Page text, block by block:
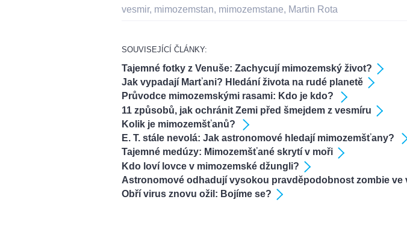
vesmir, mimozemstan, mimozemstane, Martin Rota
SOUVISEJÍCÍ ČLÁNKY:
Tajemné fotky z Venuše: Zachycují mimozemský život?
Jak vypadají Marťani? Hledání života na rudé planetě
Průvodce mimozemskými rasami: Kdo je kdo?
11 způsobů, jak ochránit Zemi před šmejdem z vesmíru
Kolik je mimozemšťanů?
E. T. stále nevolá: Jak astronomové hledají mimozemšťany?
Tajemné medúzy: Mimozemšťané skrytí v moři
Kdo loví lovce v mimozemské džungli?
Astronomové odhadují vysokou pravděpodobnost zombie ve
Obří virus znovu ožil: Bojíme se?